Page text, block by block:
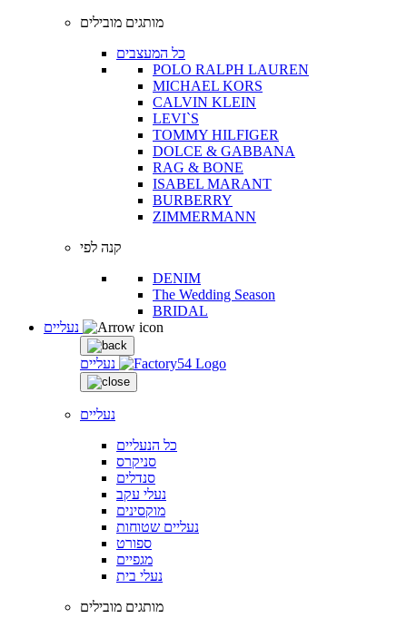
מותגים מובילים
כל המעצבים
POLO RALPH LAUREN
MICHAEL KORS
CALVIN KLEIN
LEVI`S
TOMMY HILFIGER
DOLCE & GABBANA
RAG & BONE
ISABEL MARANT
BURBERRY
ZIMMERMANN
קנה לפי
DENIM
The Wedding Season
BRIDAL
נעליים
נעליים
כל הנעליים
סניקרס
סנדלים
נעלי עקב
מוקסינים
נעליים שטוחות
ספורט
מגפיים
נעלי בית
מותגים מובילים